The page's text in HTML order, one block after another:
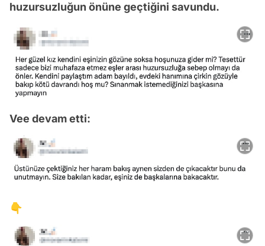
huzursuzluğun önüne geçtiğini savundu.
Vee devam etti:
👇